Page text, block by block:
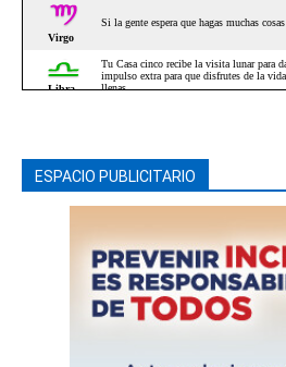
ESPACIO PUBLICITARIO